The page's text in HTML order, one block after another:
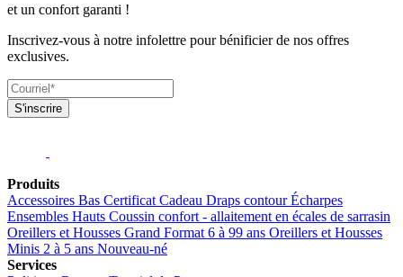
et un confort garanti !
Inscrivez-vous à notre infolettre pour bénificier de nos offres
exclusives.
S'inscrire
Produits
Accessoires Bas Certificat Cadeau Draps contour Écharpes
Ensembles Hauts Coussin confort - allaitement en écales de sarrasin
Oreillers et Housses Grand Format 6 à 99 ans Oreillers et Housses
Minis 2 à 5 ans Nouveau-né
Services